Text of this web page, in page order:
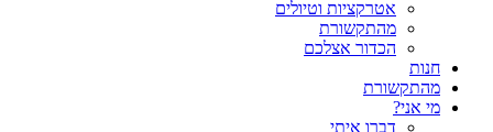
אטרקציות וטיולים
מהתקשורת
הכדור אצלכם
חנות
מהתקשורת
מי אני?
דברו איתי